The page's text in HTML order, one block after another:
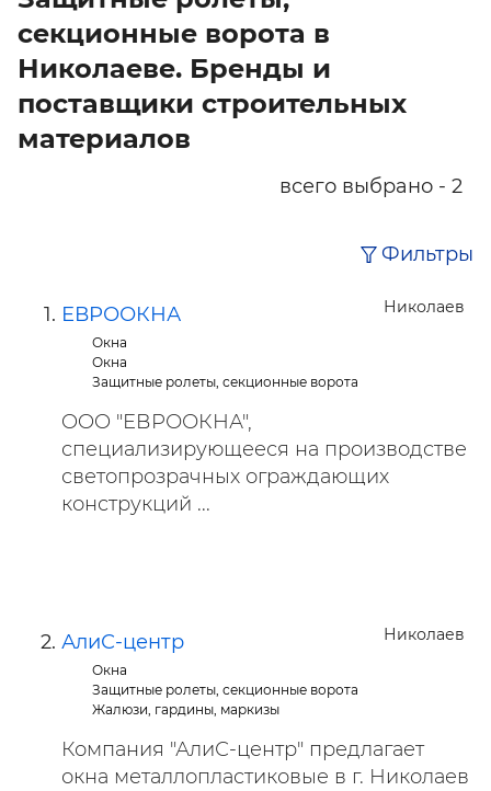
секционные ворота в
Николаеве. Бренды и
поставщики строительных
материалов
всего выбрано - 2
Фильтры
Николаев
ЕВРООКНА
Окна
Окна
Защитные ролеты, секционные ворота
OOO "ЕВРООКНА",
специализирующееся на производстве
светопрозрачных ограждающих
конструкций ...
Николаев
АлиС-центр
Окна
Защитные ролеты, секционные ворота
Жалюзи, гардины, маркизы
Компания "АлиС-центр" предлагает
окна металлопластиковые в г. Николаев